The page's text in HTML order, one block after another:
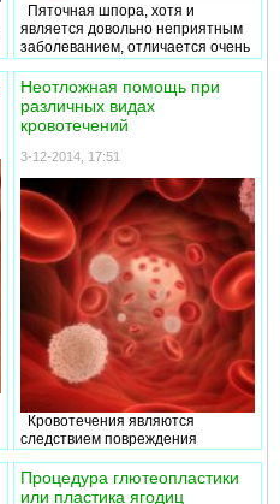
Пяточная шпора, хотя и
является довольно неприятным
заболеванием, отличается очень
важным положительным
свойством: его легко
диагностировать и оно
эффективно лечится. Пациенты с
пяточной шпорой говорят, что
чувствуют, словно в пятку воткнут
при опоре на ногу. Данное
заболевание человека
вызывается костным
разрастанием в виде шипа или
клина в области пяточной кости.
Неотложная помощь при
различных видах
кровотечений
3-12-2014, 17:51
Кровотечения являются
следствием повреждения
крови из кровеносного русла.
Опасны данные состояния тем,
Процедура глютеопластики
или пластика ягодиц